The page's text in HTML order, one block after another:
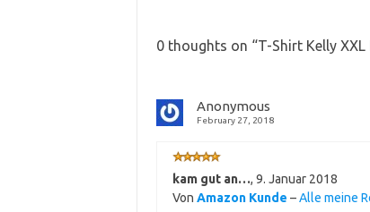
0 thoughts on “T-Shirt Kelly
Anonymous
February 27, 2018
kam gut an…, 9. Januar 2018
Von Amazon Kunde –Alle meine